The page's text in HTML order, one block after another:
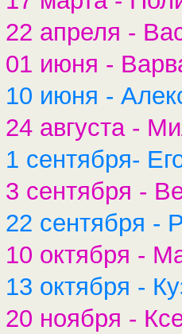
22 апреля -
01 июня -
10 июня -
24 августа -
1 сентября-
3 сентября -
22 сентября -
10 октября -
13 октября -
20 ноября -